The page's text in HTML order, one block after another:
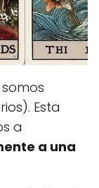
somos
Esta
a
a una